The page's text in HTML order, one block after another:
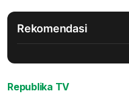
Rekomendasi
Republika TV